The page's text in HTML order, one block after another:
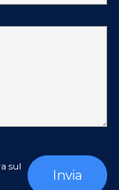
sul